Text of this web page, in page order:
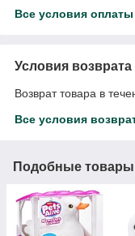
Все условия оплаты
Условия возврата
Возврат товара в
Все условия
Подобные